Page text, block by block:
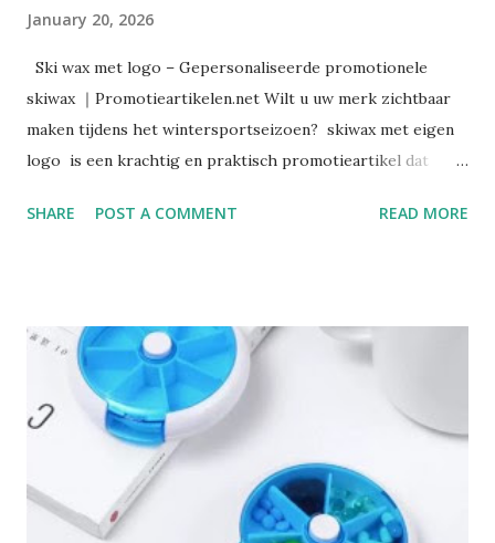
January 20, 2026
Ski wax met logo – Gepersonaliseerde promotionele
skiwax ｜Promotieartikelen.net Wilt u uw merk zichtbaar
maken tijdens het wintersportseizoen? skiwax met eigen
logo is een krachtig en praktisch promotieartikel dat
sportieve doelgroepen. Bij Promotieartikelen.net vindt u
merken en organisaties die op zoek zijn naar een originele
manier om hun naamsbekendheid te vergroten. Of het nu
gaat om sportwinkels, skischolen, evenementen of
wintercampagnes, ski wax met logo combineert
functionaliteit met maximale zichtbaarheid.
Gepersonaliseerde skiwax is niet alleen een nuttig
product, maar ook een duurzaam marketingmiddel. Uw
SHARE POST A COMMENT READ MORE